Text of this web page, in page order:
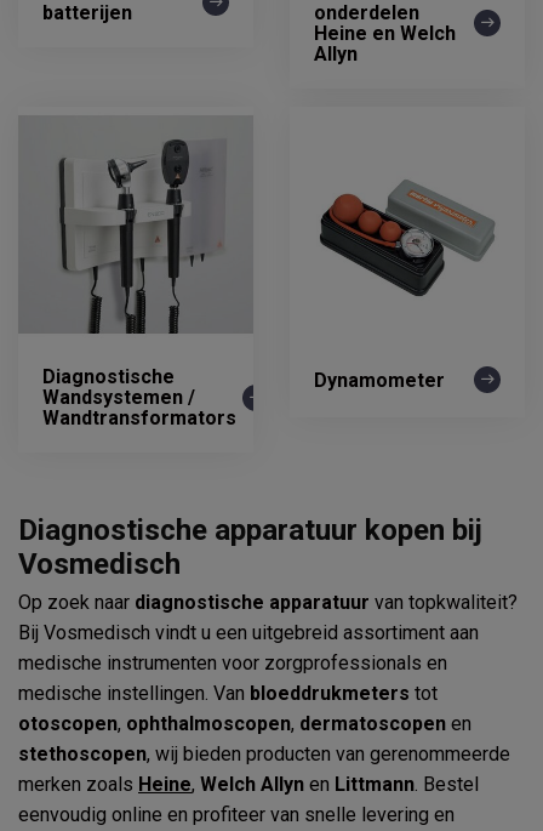
batterijen
onderdelen
Heine en Welch
Allyn
Diagnostische
Wandsystemen /
Wandtransformators
Dynamometer
Diagnostische apparatuur kopen bij
Vosmedisch
Op zoek naar diagnostische apparatuur van topkwaliteit?
Bij Vosmedisch vindt u een uitgebreid assortiment aan
medische instrumenten voor zorgprofessionals en
medische instellingen. Van bloeddrukmeters tot
otoscopen, ophthalmoscopen, dermatoscopen en
stethoscopen, wij bieden producten van gerenommeerde
merken zoals Heine, Welch Allyn en Littmann. Bestel
eenvoudig online en profiteer van snelle levering en